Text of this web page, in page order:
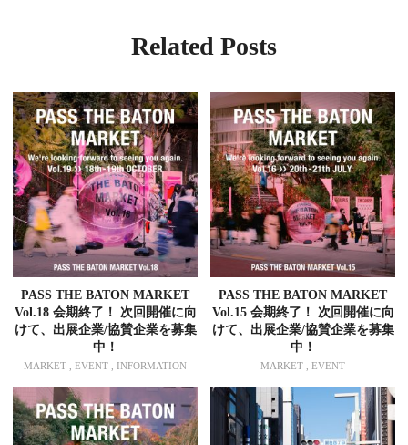
Related Posts
PASS THE BATON MARKET
Vol.18 会期終了！ 次回開催に向
けて、出展企業/協賛企業を募集
中！
MARKET , EVENT , INFORMATION
PASS THE BATON MARKET
Vol.15 会期終了！ 次回開催に向
けて、出展企業/協賛企業を募集
中！
MARKET , EVENT